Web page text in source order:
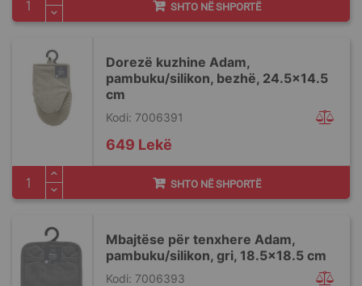
SHTO NË SHPORTË
Dorezë kuzhine Adam,
pambuku/silikon, bezhë, 24.5x14.5
cm
Kodi: 7006391
649 Lekë
SHTO NË SHPORTË
Mbajtëse për tenxhere Adam,
pambuku/silikon, gri, 18.5x18.5 cm
Kodi: 7006393